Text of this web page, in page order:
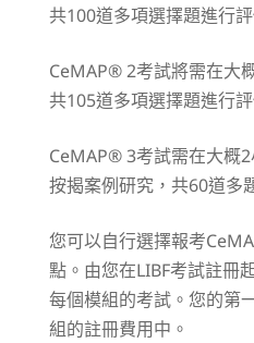
共100道多項選擇題進行評
CeMAP® 2考試將需在大
共105道多項選擇題進行評
CeMAP® 3考試需在大概
按揭案例研究，共60道多
您可以自行選擇報考
點。由您在LIBF考試註冊
每個模組的考試。您的第
組的註冊費用中。